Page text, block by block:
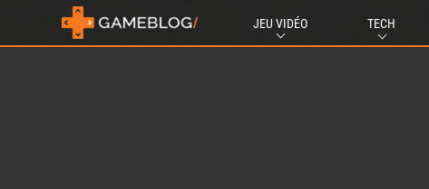
JEU VIDÉO TECH